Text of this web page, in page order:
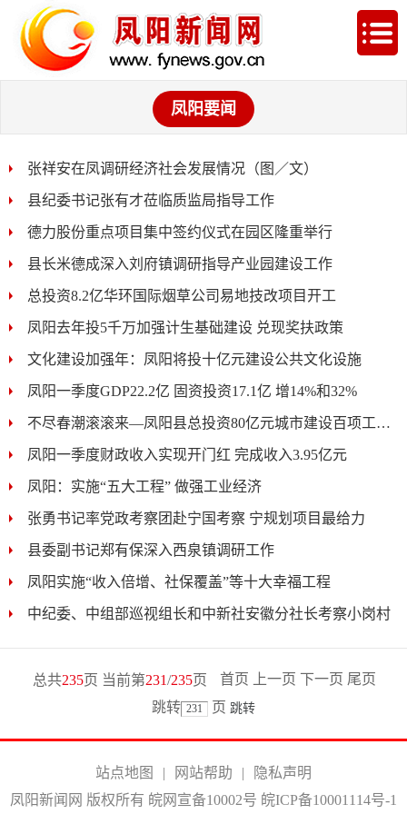
凤阳要闻
张祥安在凤调研经济社会发展情况（图／文）
县纪委书记张有才莅临质监局指导工作
德力股份重点项目集中签约仪式在园区隆重举行
县长米德成深入刘府镇调研指导产业园建设工作
总投资8.2亿华环国际烟草公司易地技改项目开工
凤阳去年投5千万加强计生基础建设 兑现奖扶政策
文化建设加强年：凤阳将投十亿元建设公共文化设施
凤阳一季度GDP22.2亿 固资投资17.1亿 增14%和32%
不尽春潮滚滚来—凤阳县总投资80亿元城市建设百项工程全...
凤阳一季度财政收入实现开门红 完成收入3.95亿元
凤阳：实施“五大工程” 做强工业经济
张勇书记率党政考察团赴宁国考察 宁规划项目最给力
县委副书记郑有保深入西泉镇调研工作
凤阳实施“收入倍增、社保覆盖”等十大幸福工程
中纪委、中组部巡视组长和中新社安徽分社长考察小岗村
总共235页 当前第231/235页 首页 上一页 下一页 尾页
跳转
页
站点地图 | 网站帮助 |
隐私声明
凤阳新闻网 版权所有 皖网宣备10002号 皖ICP备10001114号-1